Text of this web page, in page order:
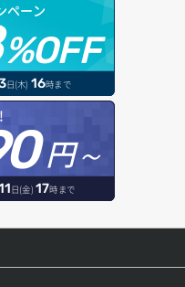
ワーク指定）
ペーン
%OFF
日(木) 16時まで
円～
日(金) 17時まで